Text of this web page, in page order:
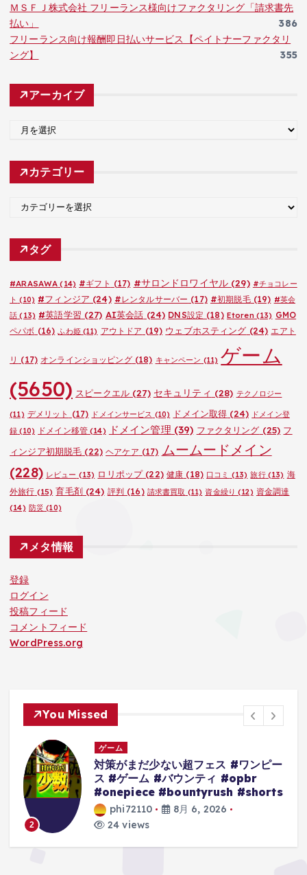
ＭＳＦＪ株式会社 フリーランス様向けファクタリング「請求書先
払い」
386
フリーランス向け報酬即日払いサービス【ペイトナーファクタリ
ング】
355
アーカイブ
カ
カテゴリー
ゴ
タグ
#ARASAWA (14) #ギフト (17) #サロンドロワイヤル(29) #チョコレー
ト (10) #フィンジア (24) #レンタルサーバー (17) #初期脱毛(19) #英会
話 (13) #英語学習 (27) AI英会話 (24) DNS設定 (18) Etoren(13) GMO
ペパボ (16) ふわ姫(11) アウトドア (19) ウェブホスティング (24) エアト
リ (17) オンラインショッピング(18) キャンペーン (11) ゲーム
(5650) スピークエル(27) セキュリティ (28) テクノロジー
(11) デメリット (17) ドメインサービス (10) ドメイン取得 (24) ドメイン登
録 (10) ドメイン移管(14) ドメイン管理 (39) ファクタリング (25) フ
ィンジア初期脱毛 (22) ヘアケア (17) ムームードメイン
(228) レビュー (13) ロリポップ(22) 健康 (18) 口コミ (13) 旅行(13) 海
外旅行 (15) 育毛剤(24) 評判 (16) 請求書買取 (11) 資金繰り (12) 資金調達
(14) 防災 (10)
メタ情報
登録
ログイン
投稿フィード
コメントフィード
WordPress.org
You Missed
3
ゲーム
【ブロスタ】ICM vs CR6月マンスリ
ー準々決勝 #ブロスタ #brawlstars
#ゲーム #shorts
phi72110
8月 6, 2026
25 views